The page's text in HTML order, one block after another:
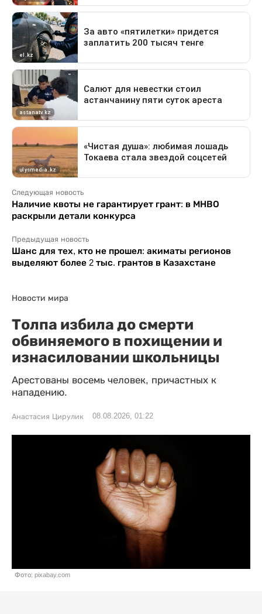
Следующая новость
Наличие квоты не гарантирует грант: в МНВО
раскрыли детали конкурса
Предыдущая новость
Шанс для тех, кто не прошел: акиматы регионов
выделяют более 2 тыс. грантов в Казахстане
Новости мира
Толпа избила до смерти
обвиняемого в похищении и
изнасиловании школьницы
Арестованы восемь человек, причастных к
нападению.
Анастасия Цирулик 08.08.2026, 01:22
Фото: pixabay.com